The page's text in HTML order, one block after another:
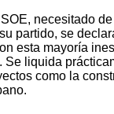
necesitado
partido, se
esta mayoría
liquida
como la